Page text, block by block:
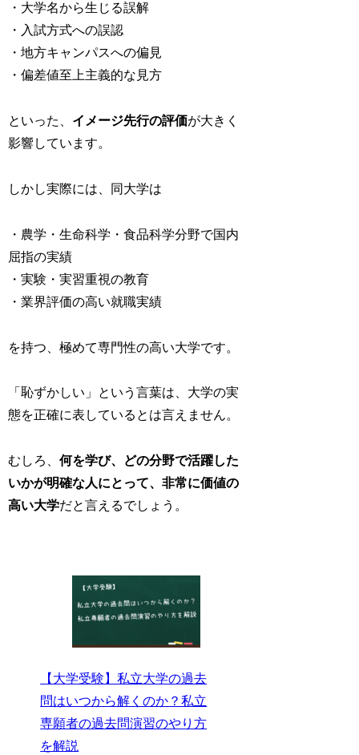
・大学名から生じる誤解
・入試方式への誤認
・地方キャンパスへの偏見
・偏差値至上主義的な見方
といった、 イメージ先行の評価が大きく
影響しています。
しかし実際には、同大学は
・農学・生命科学・食品科学分野で国内
屈指の実績
・実験・実習重視の教育
・業界評価の高い就職実績
を持つ、極めて専門性の高い大学です。
「恥ずかしい」という言葉は、大学の実
態を正確に表しているとは言えません。
むしろ、何を学び、どの分野で活躍した
いかが明確な人にとって、非常に価値の
高い大学だと言えるでしょう。
【大学受験】私立大学の過去
問はいつから解くのか？私立
専願者の過去問演習のやり方
を解説